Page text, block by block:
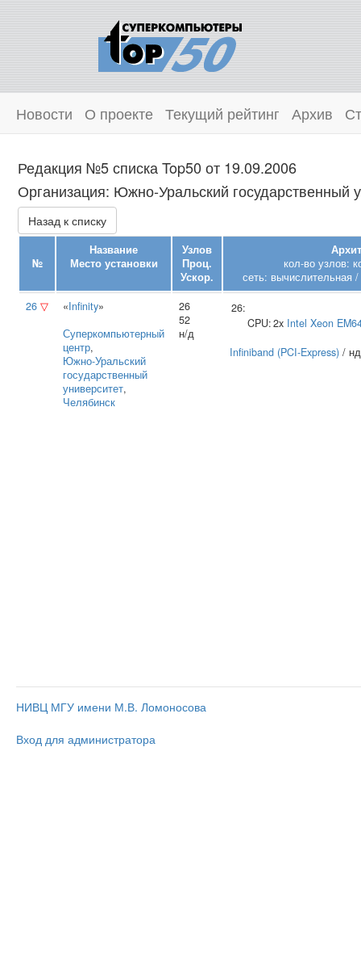
Новости О проекте Текущий рейтинг Архив
Редакция №5 списка Top50 от 19.09.2006
Организация: Южно‑Уральский государственный
Назад к списку
№
Название
Место установки
Узлов
Проц.
Ускор.
кол-во узлов:
сеть: вычислительная
26 ▽ «Infinity»
Суперкомпьютерный
центр,
Южно‑Уральский
государственный
университет,
Челябинск
26
52
н/д
26:
CPU:2x Intel Xeon
Infiniband (PCI-Express) /
НИВЦ МГУ имени М.В. Ломоносова
Вход для администратора